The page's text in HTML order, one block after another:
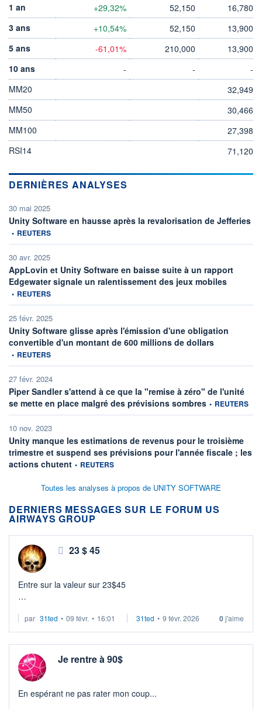
1 an
+29,32% 52,150
16,780
3 ans
+10,54% 52,150
13,900
5 ans
-61,01% 210,000
13,900
10 ans
- -
-
MM20
32,949
MM50
30,466
MM100
27,398
RSI14
71,120
DERNIÈRES ANALYSES
30 mai 2025
Unity Software en hausse après la revalorisation de Jefferies
• REUTERS
30 avr. 2025
AppLovin et Unity Software en baisse suite à un rapport
Edgewater signale un ralentissement des jeux mobiles
• REUTERS
25 févr. 2025
Unity Software glisse après l'émission d'une obligation
convertible d'un montant de 600 millions de dollars
• REUTERS
27 févr. 2024
Piper Sandler s'attend à ce que la "remise à zéro" de l'unité
se mette en place malgré des prévisions sombres information
• REUTERS
10 nov. 2023
Unity manque les estimations de revenus pour le troisième
trimestre et suspend ses prévisions pour l'année fiscale ; les
actions chutentinformation fournie par
• REUTERS
Toutes les analyses à propos de UNITY SOFTWARE
DERNIERS MESSAGES SUR LE FORUM US
AIRWAYS GROUP
23 $ 45
Entre sur la valeur sur 23$45
A suivre
par 31ted • 09 févr. • 16:01 31ted • 9 févr. 2026 0j'aime
Je rentre à 90$
En espérant ne pas rater mon coup...